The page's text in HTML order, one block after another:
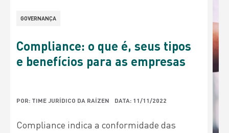
GOVERNANÇA
Compliance: o que é, seus tipos
e benefícios para as empresas
POR: TIME JURÍDICO DA RAÍZEN DATA: 11/11/2022
Compliance indica a conformidade das